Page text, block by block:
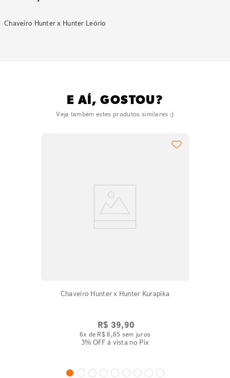
Chaveiro Hunter x Hunter Leório
E AÍ, GOSTOU?
Veja também estes produtos similares :)
Chaveiro Hunter x Hunter Kurapika
R$ 39,90
6x de R$ 6 ,65 sem juros
3% OFF à vista no Pix